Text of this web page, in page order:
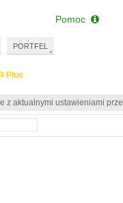
Plus
z aktualnymi ustawieniami
PORTFEL
Pomoc